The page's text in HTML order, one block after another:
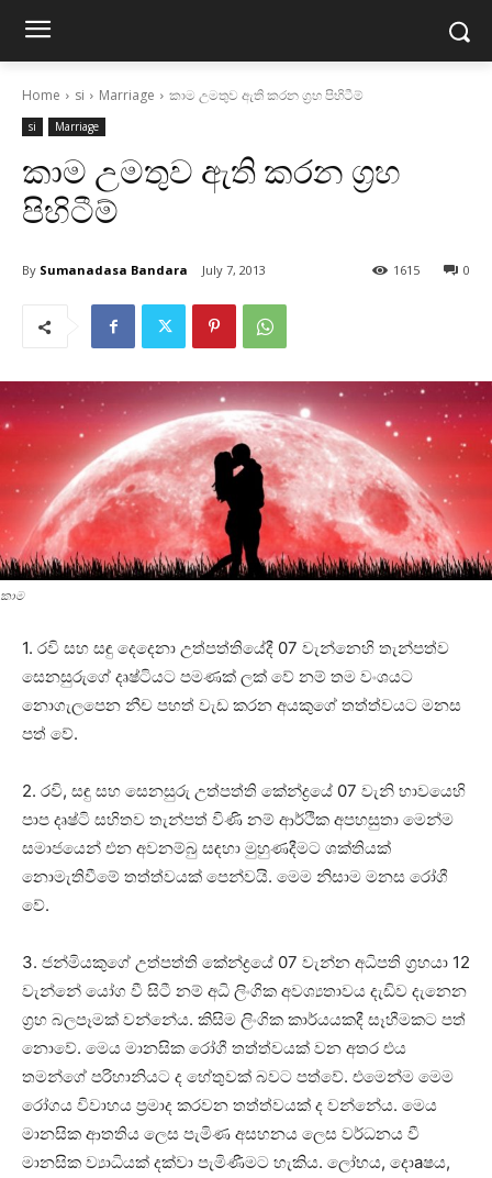
Home si Marriage කාම උමතුව ඇති කරන ග්‍රහ පිහිටීම්
si Marriage
කාම උමතුව ඇති කරන ග්‍රහ
පිහිටීම්
By Sumanadasa Bandara July 7, 2013 0
1615
කාම
1. රවි සහ සඳු දෙදෙනා උත්පත්තියේදී 07 වැන්නෙහි තැන්පත්ව
සෙනසුරුගේ දෘෂ්ටියට පමණක්‌ ලක්‌ වේ නම් තම වංශයට
නොගැලපෙන නීච පහත් වැඩ කරන අයකුගේ තත්ත්වයට මනස
පත් වේ.
2. රවි, සඳු සහ සෙනසුරු උත්පත්ති කේන්ද්‍රයේ 07 වැනි භාවයෙහි
පාප දෘෂ්ටි සහිතව තැන්පත් විණි නම් ආර්ථික අපහසුතා මෙන්ම
සමාජයෙන් එන අවනම්බු සඳහා මුහුණදීමට ශක්‌තියක්‌
නොමැතිවීමේ තත්ත්වයක්‌ පෙන්වයි. මෙම නිසාම මනස රෝගී
වේ.
3. ජන්මියකුගේ උත්පත්ති කේන්ද්‍රයේ 07 වැන්න අධිපති ග්‍රහයා 12
වැන්නේ යෝග වී සිටී නම් අධි ලිංගික අවශ්‍යතාවය දැඩිව දැනෙන
ග්‍රහ බලපෑමක්‌ වන්නේය. කිසිම ලිංගික කාර්යයකදී සෑහීමකට පත්
නොවේ. මෙය මානසික රෝගී තත්ත්වයක්‌ වන අතර එය
තමන්ගේ පරිහානියට ද හේතුවක්‌ බවට පත්වේ. එමෙන්ම මෙම
රෝගය විවාහය ප්‍රමාද කරවන තත්ත්වයක්‌ ද වන්නේය. මෙය
මානසික ආතතිය ලෙස පැමිණ අසහනය ලෙස වර්ධනය වී
මානසික ව්‍යාධියක්‌ දක්‌වා පැමිණීමට හැකිය. ලෝභය, දොaෂය,